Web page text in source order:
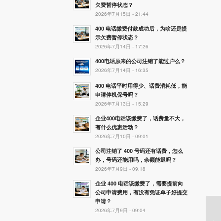
欠费暂停状态？
2026年7月15日 - 21:44
400 电话缴费付款成功后，为啥还是提
示欠费暂停状态？
2026年7月14日 - 17:26
400电话原来的公司注销了能过户么？
2026年7月14日 - 16:35
400 电话平时用得少、话费消耗低，能
申请停机保号吗？
2026年7月13日 - 15:29
企业400电话该缴费了，话费量不大，
有什么优惠活动？
2026年7月10日 - 09:01
公司注销了 400 号码还有话费，怎么
办，号码还能用吗，余额能退吗？
2026年7月9日 - 09:18
企业 400 电话该缴费了，需要提前向
公司申请费用，有没有凭证单子好提交
申请？
2026年7月9日 - 09:04